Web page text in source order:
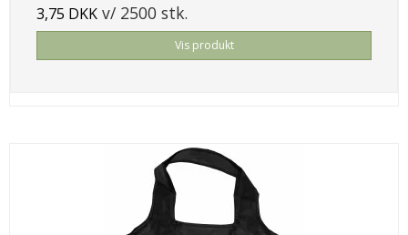
3,75 DKK v/ 2500 stk.
Vis produkt